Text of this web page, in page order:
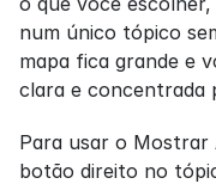
num único tópico
mapa fica grande e
clara e concentrada
Para usar o Mostrar
botão direito no